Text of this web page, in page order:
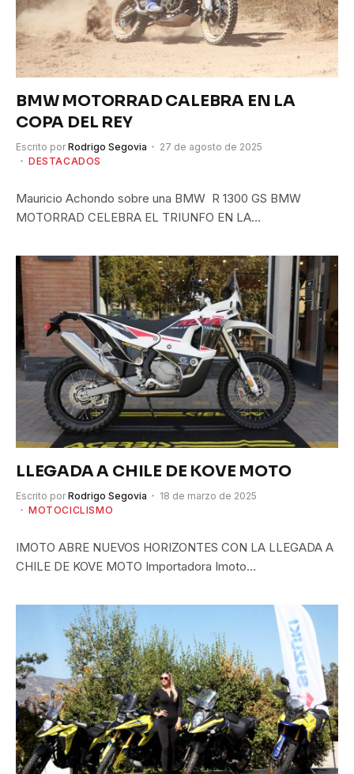
BMW MOTORRAD CALEBRA EN LA
COPA DEL REY
Escrito por Rodrigo Segovia
27 de agosto de 2025
DESTACADOS
Mauricio Achondo sobre una BMW R 1300 GS BMW
MOTORRAD CELEBRA EL TRIUNFO EN LA…
LLEGADA A CHILE DE KOVE MOTO
Escrito por Rodrigo Segovia
18 de marzo de 2025
MOTOCICLISMO
IMOTO ABRE NUEVOS HORIZONTES CON LA LLEGADA A
CHILE DE KOVE MOTO Importadora Imoto…